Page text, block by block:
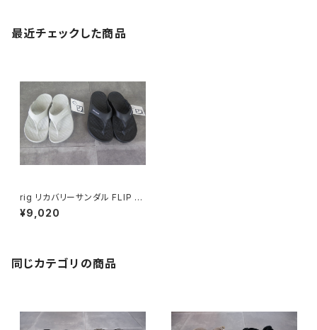
最近チェックした商品
rig リカバリーサンダル FLIP FL
OP 2.0
¥9,020
同じカテゴリの商品